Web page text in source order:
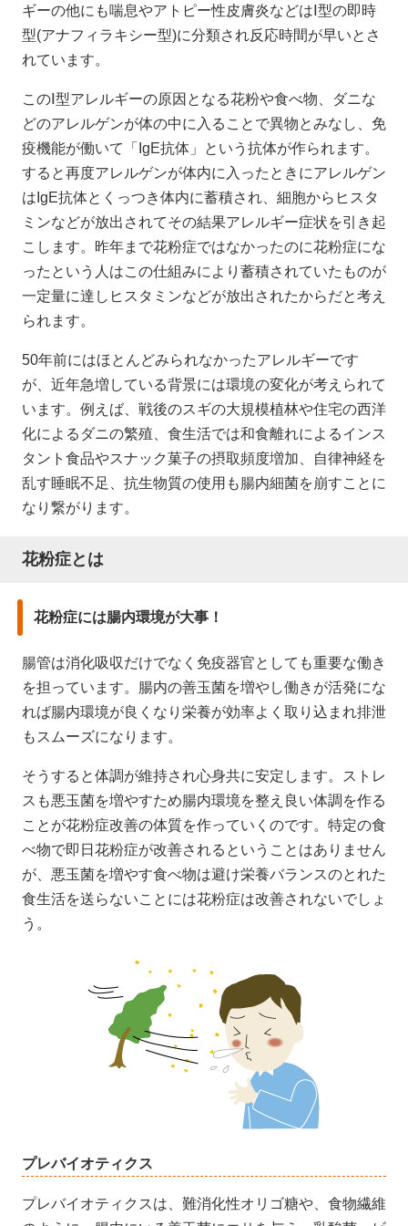
ギーの他にも喘息やアトピー性皮膚炎などはⅠ型の即時
型(アナフィラキシー型)に分類され反応時間が早いとさ
れています。
このⅠ型アレルギーの原因となる花粉や食べ物、ダニな
どのアレルゲンが体の中に入ることで異物とみなし、免
疫機能が働いて「IgE抗体」という抗体が作られます。
すると再度アレルゲンが体内に入ったときにアレルゲン
はIgE抗体とくっつき体内に蓄積され、細胞からヒスタ
ミンなどが放出されてその結果アレルギー症状を引き起
こします。昨年まで花粉症ではなかったのに花粉症にな
ったという人はこの仕組みにより蓄積されていたものが
一定量に達しヒスタミンなどが放出されたからだと考え
られます。
50年前にはほとんどみられなかったアレルギーです
が、近年急増している背景には環境の変化が考えられて
います。例えば、戦後のスギの大規模植林や住宅の西洋
化によるダニの繁殖、食生活では和食離れによるインス
タント食品やスナック菓子の摂取頻度増加、自律神経を
乱す睡眠不足、抗生物質の使用も腸内細菌を崩すことに
なり繋がります。
花粉症とは
花粉症には腸内環境が大事！
腸管は消化吸収だけでなく免疫器官としても重要な働き
を担っています。腸内の善玉菌を増やし働きが活発にな
れば腸内環境が良くなり栄養が効率よく取り込まれ排泄
もスムーズになります。
そうすると体調が維持され心身共に安定します。ストレ
スも悪玉菌を増やすため腸内環境を整え良い体調を作る
ことが花粉症改善の体質を作っていくのです。特定の食
べ物で即日花粉症が改善されるということはありません
が、悪玉菌を増やす食べ物は避け栄養バランスのとれた
食生活を送らないことには花粉症は改善されないでしょ
う。
プレバイオティクス
プレバイオティクスは、難消化性オリゴ糖や、食物繊維